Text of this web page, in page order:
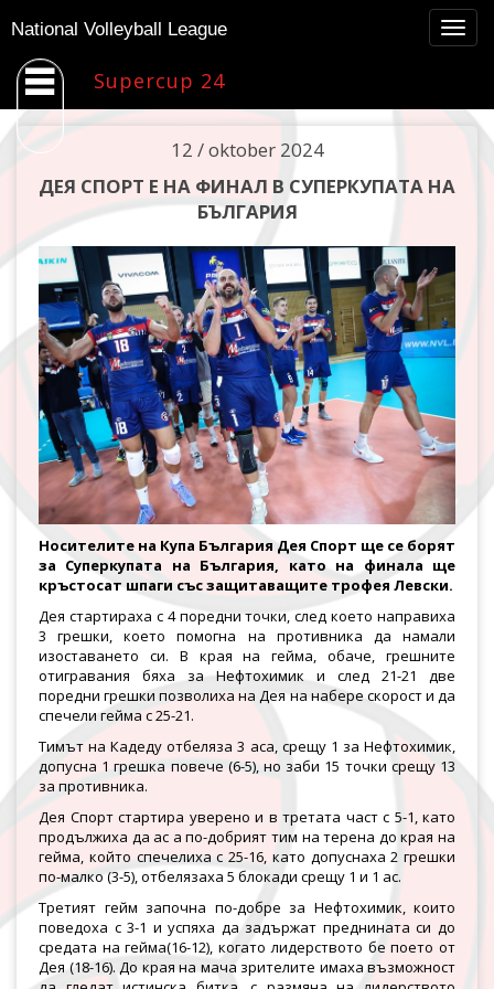
National Volleyball League
Supercup 24
12 / oktober 2024
ДЕЯ СПОРТ Е НА ФИНАЛ В СУПЕРКУПАТА НА
БЪЛГАРИЯ
Носителите на Купа България Дея Спорт ще се борят
за Суперкупата на България, като на финала ще
кръстосат шпаги със защитаващите трофея Левски.
Дея стартираха с 4 поредни точки, след което направиха
3 грешки, което помогна на противника да намали
изоставането си. В края на гейма, обаче, грешните
отигравания бяха за Нефтохимик и след 21-21 две
поредни грешки позволиха на Дея на набере скорост и да
спечели гейма с 25-21.
Тимът на Кадеду отбеляза 3 аса, срещу 1 за Нефтохимик,
допусна 1 грешка повече (6-5), но заби 15 точки срещу 13
за противника.
Дея Спорт стартира уверено и в третата част с 5-1, като
продължиха да ас а по-добрият тим на терена до края на
гейма, който спечелиха с 25-16, като допуснаха 2 грешки
по-малко (3-5), отбелязаха 5 блокади срещу 1 и 1 ас.
Третият гейм започна по-добре за Нефтохимик, които
поведоха с 3-1 и успяха да задържат преднината си до
средата на гейма(16-12), когато лидерството бе поето от
Дея (18-16). До края на мача зрителите имаха възможност